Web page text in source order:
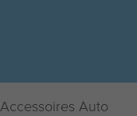
Accessoires Auto